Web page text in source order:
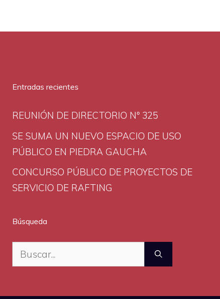
Entradas recientes
REUNIÓN DE DIRECTORIO Nº 325
SE SUMA UN NUEVO ESPACIO DE USO
PÚBLICO EN PIEDRA GAUCHA
CONCURSO PÚBLICO DE PROYECTOS DE
SERVICIO DE RAFTING
Búsqueda
Buscar: